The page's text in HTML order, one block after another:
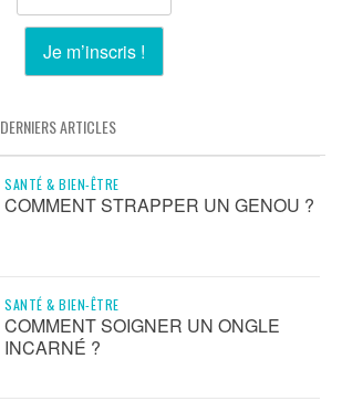
DERNIERS ARTICLES
SANTÉ & BIEN-ÊTRE
COMMENT STRAPPER UN GENOU ?
SANTÉ & BIEN-ÊTRE
COMMENT SOIGNER UN ONGLE
INCARNÉ ?